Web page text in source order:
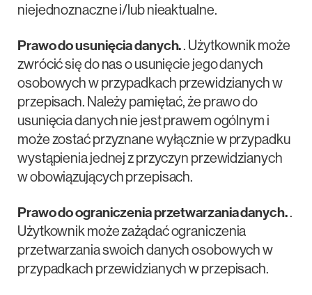
niejednoznaczne i/lub nieaktualne.
Prawo do usunięcia danych.. Użytkownik może
zwrócić się do nas o usunięcie jego danych
osobowych w przypadkach przewidzianych w
przepisach. Należy pamiętać, że prawo do
usunięcia danych nie jest prawem ogólnym i
może zostać przyznane wyłącznie w przypadku
wystąpienia jednej z przyczyn przewidzianych
w obowiązujących przepisach.
Prawo do ograniczenia przetwarzania danych..
Użytkownik może zażądać ograniczenia
przetwarzania swoich danych osobowych w
przypadkach przewidzianych w przepisach.